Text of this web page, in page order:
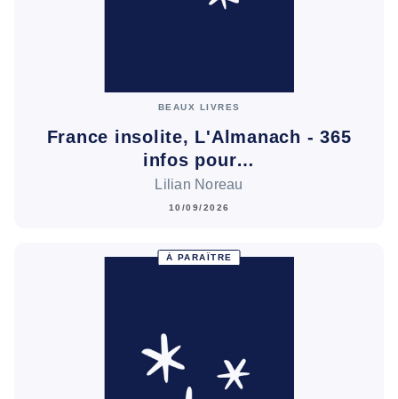
BEAUX LIVRES
France insolite, L'Almanach - 365
infos pour…
Lilian Noreau
10/09/2026
À PARAÎTRE